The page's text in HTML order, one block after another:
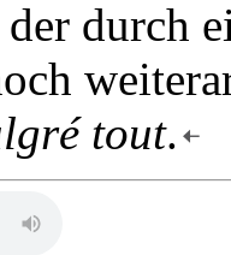
durch
tout.